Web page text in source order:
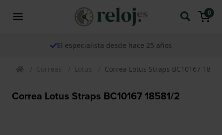
0
El especialista desde hace 25 años
Correas Lotus Correa Lotus Straps BC10167
Correa Lotus Straps BC10167 18581/2